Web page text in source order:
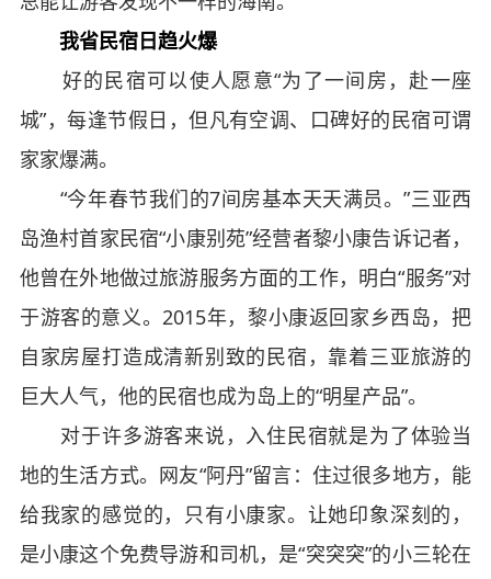
我省民宿日趋火爆
好的民宿可以使人愿意“为了一间房，赴一座
城”，每逢节假日，但凡有空调、口碑好的民宿可谓
家家爆满。
“今年春节我们的7间房基本天天满员。”三亚西
岛渔村首家民宿“小康别苑”经营者黎小康告诉记者，
他曾在外地做过旅游服务方面的工作，明白“服务”对
于游客的意义。2015年，黎小康返回家乡西岛，把
自家房屋打造成清新别致的民宿，靠着三亚旅游的
巨大人气，他的民宿也成为岛上的“明星产品”。
对于许多游客来说，入住民宿就是为了体验当
地的生活方式。网友“阿丹”留言：住过很多地方，能
给我家的感觉的，只有小康家。让她印象深刻的，
是小康这个免费导游和司机，是“突突突”的小三轮在